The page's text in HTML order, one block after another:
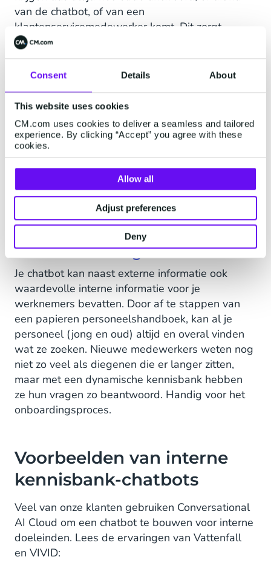
Consent Details About
This website uses cookies
CM.com uses cookies to deliver a seamless and tailored
experience. By clicking “Accept” you agree with these
cookies.
Allow all
Adjust preferences
Deny
van de chatbot, of van een
klantenservicemedewerker komt. Dit zorgt
opnieuw voor een consistente klantervaring.
Kennisuitwisseling tussen
verschillende afdelingen
Een dynamische kennisbank kan ook de
samenwerking tussen teams verbeteren. Geef
medewerkers van verschillende afdelingen één
plek om alle informatie te vinden, te delen en bij
te werken. Hiermee verbeter je de zichtbaarheid
van wat andere teams doen. Dit leidt tot meer
begrip, betere samenwerkingen en nieuwe
perspectieven.
HR & Onboarding
Je chatbot kan naast externe informatie ook
waardevolle interne informatie voor je
werknemers bevatten. Door af te stappen van
een papieren personeelshandboek, kan al je
personeel (jong en oud) altijd en overal vinden
wat ze zoeken. Nieuwe medewerkers weten nog
niet zo veel als diegenen die er langer zitten,
maar met een dynamische kennisbank hebben
ze hun vragen zo beantwoord. Handig voor het
onboardingsproces.
Voorbeelden van interne
kennisbank-chatbots
Veel van onze klanten gebruiken Conversational
AI Cloud om een chatbot te bouwen voor interne
doeleinden. Lees de ervaringen van Vattenfall
en VIVID: